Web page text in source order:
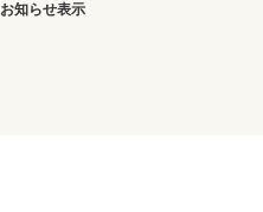
お知らせ表示